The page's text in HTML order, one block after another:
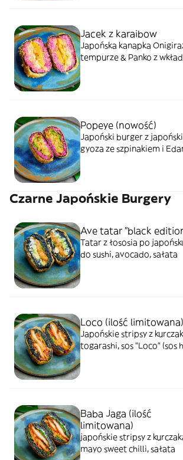
Jacek z karaibow
Japońska kanapka
tempurze & Panko z
Popeye (nowość)
Japoński burger z
gyoza ze szpinakiem i
Czarne Japońskie Burgery
Ave tatar "black
Tatar z łososia po
do sushi, avocado, sałata
Loco (ilość limitowana)
Japońskie stripsy z
togarashi, sos "Loco" (sos
Baba Jaga (ilość
limitowana)
japońskie stripsy z
mayo sweet chilli, sałata